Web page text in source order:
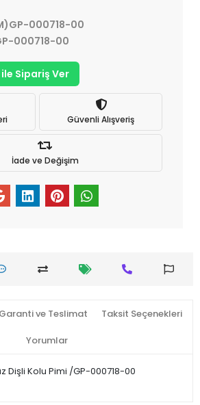
000718-00
000718-00
Sipariş Ver
Güvenli Alışveriş
İade ve Değişim
Garanti ve Teslimat Taksit Seçenekleri
Yorumlar
Dişli Kolu Pimi /GP-000718-00